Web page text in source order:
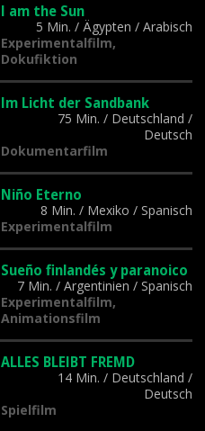
I am the Sun
5 Min. / Ägypten / Arabisch
Experimentalfilm,
Dokufiktion
Im Licht der Sandbank
75 Min. / Deutschland /
Deutsch
Dokumentarfilm
Niño Eterno
8 Min. / Mexiko / Spanisch
Experimentalfilm
Sueño finlandés y paranoico
7 Min. / Argentinien / Spanisch
Experimentalfilm,
Animationsfilm
ALLES BLEIBT FREMD
14 Min. / Deutschland /
Deutsch
Spielfilm